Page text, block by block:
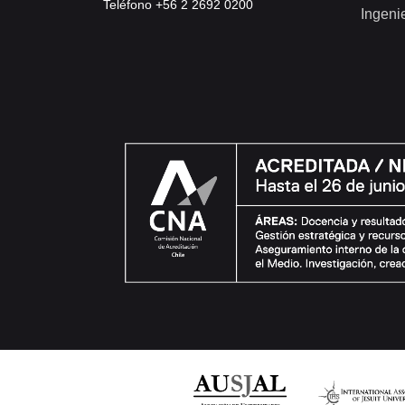
Teléfono +56 2 2692 0200